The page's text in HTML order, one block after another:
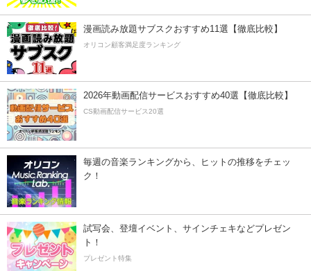
漫画読み放題サブスクおすすめ11選【徹底比較】
オリコン顧客満足度ランキング
2026年動画配信サービスおすすめ40選【徹底比較】
CS動画配信サービス20選
毎週の音楽ランキングから、ヒットの推移をチェッ
ク！
試写会、登壇イベント、サインチェキなどプレゼン
ト！
プレゼント特集